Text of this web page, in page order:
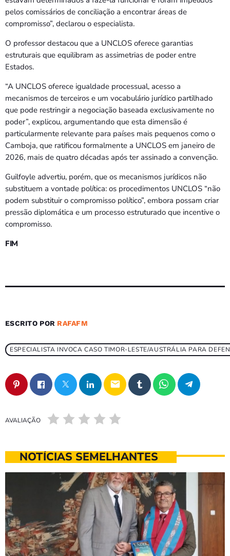
pelos comissários de conciliação a encontrar áreas de
compromisso”, declarou o especialista.
O professor destacou que a UNCLOS oferece garantias
estruturais que equilibram as assimetrias de poder entre
Estados.
“A UNCLOS oferece igualdade processual, acesso a
mecanismos de terceiros e um vocabulário jurídico partilhado
que pode restringir a negociação baseada exclusivamente no
poder”, explicou, argumentando que esta dimensão é
particularmente relevante para países mais pequenos como o
Camboja, que ratificou formalmente a UNCLOS em janeiro de
2026, mais de quatro décadas após ter assinado a convenção.
Guilfoyle advertiu, porém, que os mecanismos jurídicos não
substituem a vontade política: os procedimentos UNCLOS “não
podem substituir o compromisso político”, embora possam criar
pressão diplomática e um processo estruturado que incentive o
compromisso.
FIM
ESCRITO POR RAFAFM
ESPECIALISTA INVOCA CASO TIMOR-LESTE/AUSTRÁLIA PARA
email
AVALIAÇÃO
NOTÍCIAS SEMELHANTES